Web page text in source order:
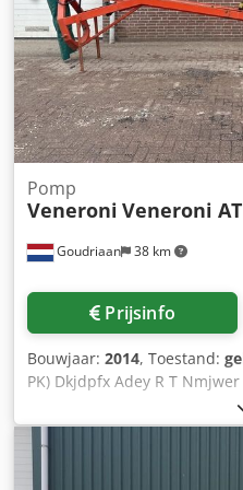
videobellen aan.
Goudriaan 38 km
Pomp
Veneroni Veneroni
Prijsinfo
Bouwjaar: 2014, Toestand:
PK) Dkjdpfx Adey R T
6 meter • Cap. 792 m3/h
Framelengte 6000 mm •
Robuust frame •